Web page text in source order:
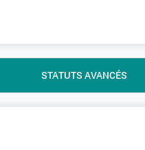
STATUTS AVANCÉS